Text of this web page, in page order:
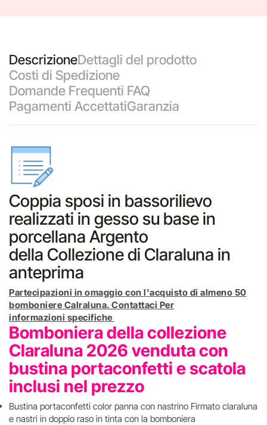
DescrizioneDettagli del prodotto
Costi di Spedizione
Domande Frequenti FAQ
Pagamenti AccettatiGaranzia
Coppia sposi in bassorilievo
realizzati in gesso su base in
porcellana Argento
della Collezione di Claraluna in
anteprima
Partecipazioni in omaggio con l'acquisto di almeno 50
bomboniere Calraluna. Contattaci Per
informazioni specifiche
Bomboniera della collezione
Claraluna 2026 venduta con
bustina portaconfetti e scatola
inclusi nel prezzo
Bustina portaconfetti color panna con nastrino Firmato claraluna
e nastri in doppio raso in tinta con la bomboniera